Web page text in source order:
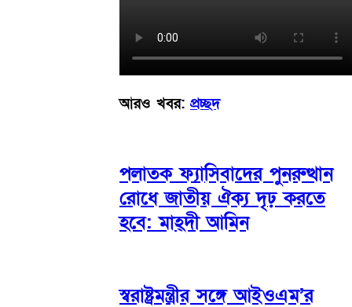
আরও খবর: প্রচ্ছদ
পলাতক ফ্যাসিবাদের পুনরুত্থান
রোধে জাতীয় ঐক্য দৃঢ় করতে
হবে: মাহ্দী আমিন
স্বরাষ্ট্রমন্ত্রীর সঙ্গে আইওএম’র